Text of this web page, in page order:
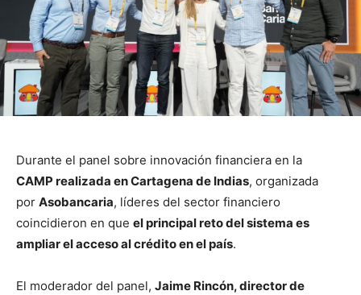
Durante el panel sobre innovación financiera en la
CAMP realizada en Cartagena de Indias, organizada
por Asobancaria, líderes del sector financiero
coincidieron en que el principal reto del sistema es
ampliar el acceso al crédito en el país.
El moderador del panel, Jaime Rincón, director de